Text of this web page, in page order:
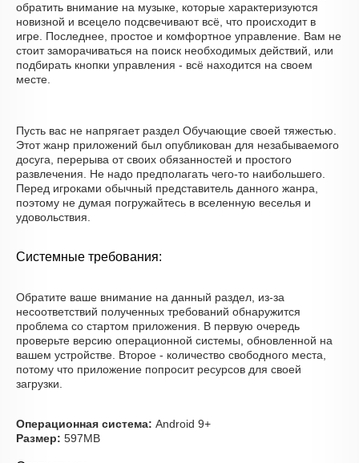
обратить внимание на музыке, которые характеризуются
новизной и всецело подсвечивают всё, что происходит в
игре. Последнее, простое и комфортное управление. Вам не
стоит заморачиваться на поиск необходимых действий, или
подбирать кнопки управления - всё находится на своем
месте.
Пусть вас не напрягает раздел Обучающие своей тяжестью.
Этот жанр приложений был опубликован для незабываемого
досуга, перерыва от своих обязанностей и простого
развлечения. Не надо предполагать чего-то наибольшего.
Перед игроками обычный представитель данного жанра,
поэтому не думая погружайтесь в вселенную веселья и
удовольствия.
Системные требования:
Обратите ваше внимание на данный раздел, из-за
несоответствий полученных требований обнаружится
проблема со стартом приложения. В первую очередь
проверьте версию операционной системы, обновленной на
вашем устройстве. Второе - количество свободного места,
потому что приложение попросит ресурсов для своей
загрузки.
Операционная система: Android 9+
Размер: 597MB